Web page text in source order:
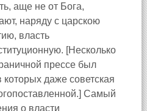
аще не от Бога,
наряду с царскою
власть
[Несколько
прессе был
которых даже советская
Самый
о власти